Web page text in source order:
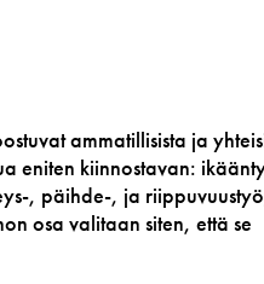
ammatillisista ja
eniten kiinnostavan:
, päihde-, ja
osa valitaan siten, että se